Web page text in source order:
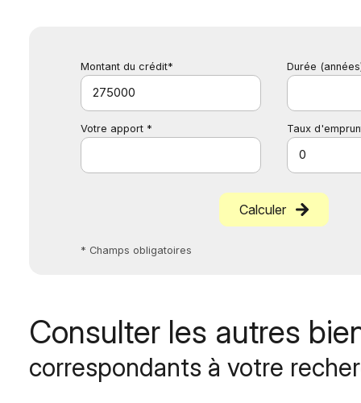
Montant du crédit* Durée
Votre apport * Taux
Calculer
* Champs obligatoires
Consulter les autres
correspondants à votre